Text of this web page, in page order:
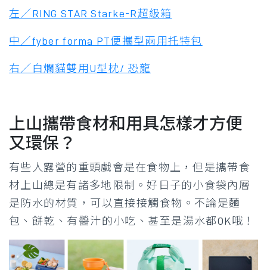
左／RING STAR Starke-R超級箱
中／fyber forma PT便攜型兩用托特包
右／白爛貓雙用U型枕/ 恐龍
上山攜帶食材和用具怎樣才方便
又環保？
有些人露營的重頭戲會是在食物上，但是攜帶食
材上山總是有諸多地限制。好日子的小食袋 內層
是防水的材質，可以直接接觸食物。不論是麵
包、餅乾、有醬汁的小吃、甚至是湯水都OK哦！